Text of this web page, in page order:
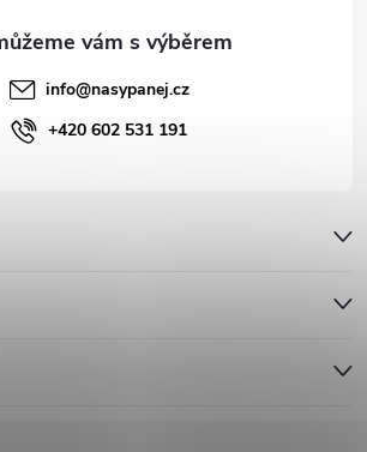
info@nasypanej.cz
+420 602 531 191